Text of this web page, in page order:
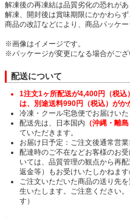
解凍後の再凍結は品質劣化の恐れが
解凍、開封後は賞味期限にかかわら
商品の改訂などにより、商品パッケ
※画像はイメージです。
※パッケージが変更になる場合がござ
配送について
1注文1ヶ所配送が4,400円（税
は、別途送料990円（税込）がか
冷凍・クール宅急便でお届けいた
配送先は、日本国内 （沖縄・離
ていただきます。
お届け日予定：ご注文後通常営業
配達時のご不在などお客様のお
いては、品質管理の観点から再
返金等）もお受けいたしかねます
ご注文いただいた商品の送り先
生いたします。ご注意ください
す）